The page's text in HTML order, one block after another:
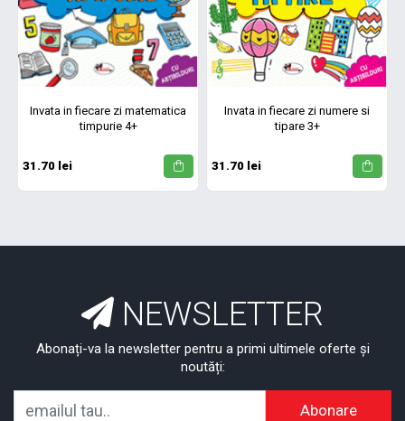
Invata in fiecare zi matematica
timpurie 4+
31.70 lei
Invata in fiecare zi numere si
tipare 3+
31.70 lei
NEWSLETTER
Abonați-va la newsletter pentru a primi ultimele oferte și
noutăți:
Abonare